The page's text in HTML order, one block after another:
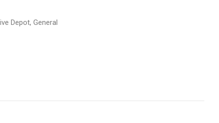
Depot, General